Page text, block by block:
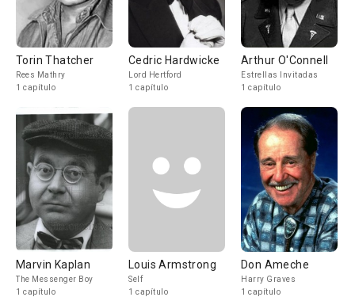
Torin Thatcher
Rees Mathry
1 capítulo
Cedric Hardwicke
Lord Hertford
1 capítulo
Arthur O'Connell
Estrellas Invitadas
1 capítulo
Marvin Kaplan
The Messenger Boy
1 capítulo
Louis Armstrong
Self
1 capítulo
Don Ameche
Harry Graves
1 capítulo